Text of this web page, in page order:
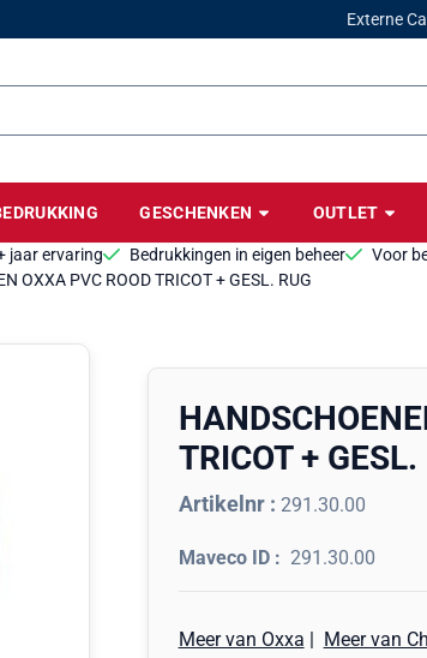
Externe
GESCHENKEN OUTLET
jaar ervaring Bedrukkingen in eigen beheer
Voor
OXXA PVC ROOD TRICOT + GESL. RUG
TRICOT + GESL.
Artikelnr : 291.30.00
291.30.00
Meer van Oxxa | Meer van